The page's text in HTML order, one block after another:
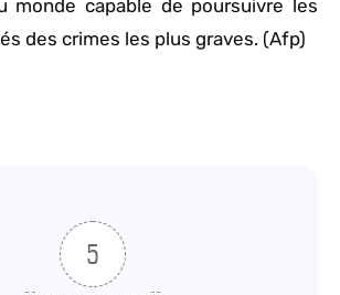
monde capable de poursuivre les
des crimes les plus graves. (Afp)
5